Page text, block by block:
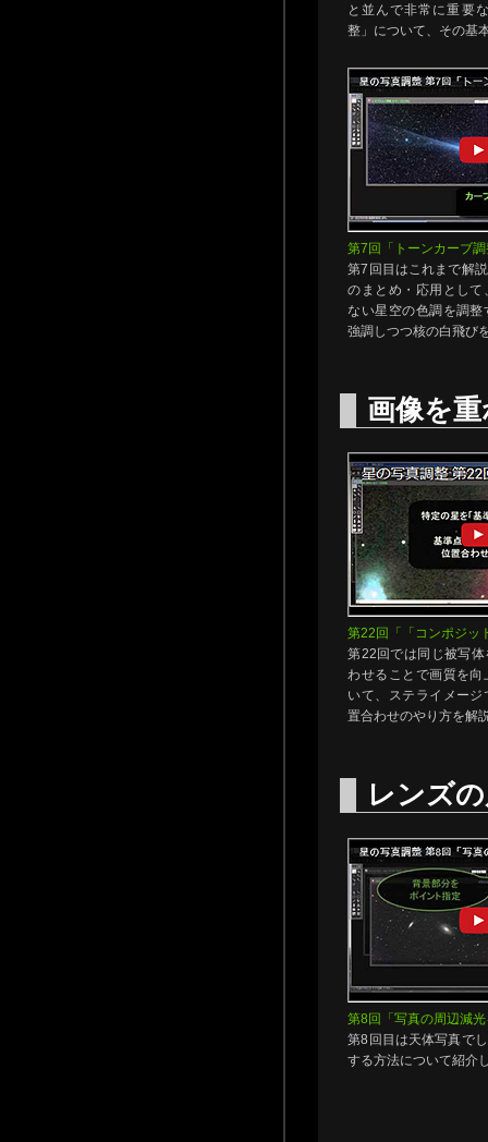
と並んで非常に重要
整」について、その基
第7回「トーンカーブ
第7回目はこれまで解
のまとめ・応用とし
ない星空の色調を調
強調しつつ核の白飛び
画像を
第22回「「コンポジッ
第22回では同じ被写
わせることで画質を
いて、ステライメー
置合わせのやり方を解
レンズ
第8回「写真の周辺減
第8回目は天体写真で
する方法について紹介